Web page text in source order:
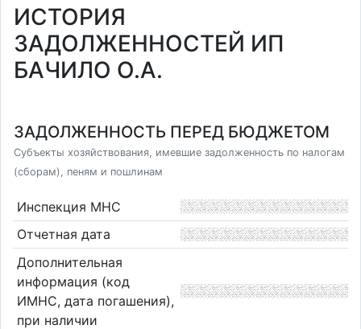
ИСТОРИЯ
ЗАДОЛЖЕННОСТЕЙ ИП
БАЧИЛО О.А.
ЗАДОЛЖЕННОСТЬ ПЕРЕД БЮДЖЕТОМ
Субъекты хозяйствования, имевшие задолженность по налогам
(сборам), пеням и пошлинам
Инспекция МНС
Отчетная дата
Дополнительная
информация (код
ИМНС, дата погашения),
при наличии